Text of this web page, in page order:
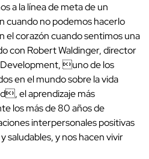
a la línea de meta de un
cuando no podemos hacerlo
el corazón cuando sentimos una
con Robert Waldinger, director
uno de los
en el mundo sobre la vida
el aprendizaje más
los más de 80 años de
interpersonales positivas
saludables, y nos hacen vivir